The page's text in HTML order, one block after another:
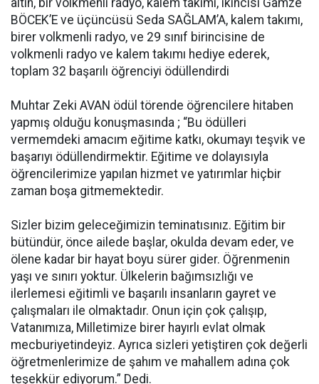
altın, bir volkmenli radyo, kalem takımı, ikincisi Gamze
BÖCEK’E ve üçüncüsü Seda SAĞLAM’A, kalem takımı,
birer volkmenli radyo, ve 29 sınıf birincisine de
volkmenli radyo ve kalem takımı hediye ederek,
toplam 32 başarılı öğrenciyi ödüllendirdi
Muhtar Zeki AVAN ödül törende öğrencilere hitaben
yapmış olduğu konuşmasında ; “Bu ödülleri
vermemdeki amacım eğitime katkı, okumayı teşvik ve
başarıyı ödüllendirmektir. Eğitime ve dolayısıyla
öğrencilerimize yapılan hizmet ve yatırımlar hiçbir
zaman boşa gitmemektedir.
Sizler bizim geleceğimizin teminatısınız. Eğitim bir
bütündür, önce ailede başlar, okulda devam eder, ve
ölene kadar bir hayat boyu sürer gider. Öğrenmenin
yaşı ve sınırı yoktur. Ülkelerin bağımsızlığı ve
ilerlemesi eğitimli ve başarılı insanların gayret ve
çalışmaları ile olmaktadır. Onun için çok çalışıp,
Vatanımıza, Milletimize birer hayırlı evlat olmak
mecburiyetindeyiz. Ayrıca sizleri yetiştiren çok değerli
öğretmenlerimize de şahım ve mahallem adına çok
teşekkür ediyorum.” Dedi.